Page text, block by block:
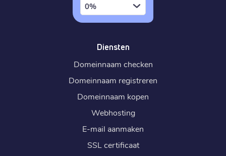
0%
Diensten
Domeinnaam checken
Domeinnaam registreren
Domeinnaam kopen
Webhosting
E-mail aanmaken
SSL certificaat